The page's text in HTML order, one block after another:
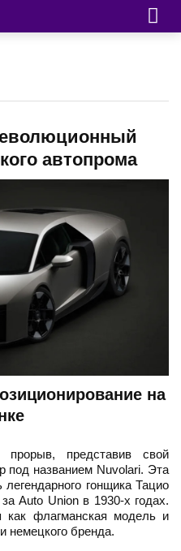
автопрома
на
представив свой
под названием Nuvolari. Эта
гонщика Тацио
Auto Union в 1930-х годах.
как флагманская модель и
немецкого бренда.